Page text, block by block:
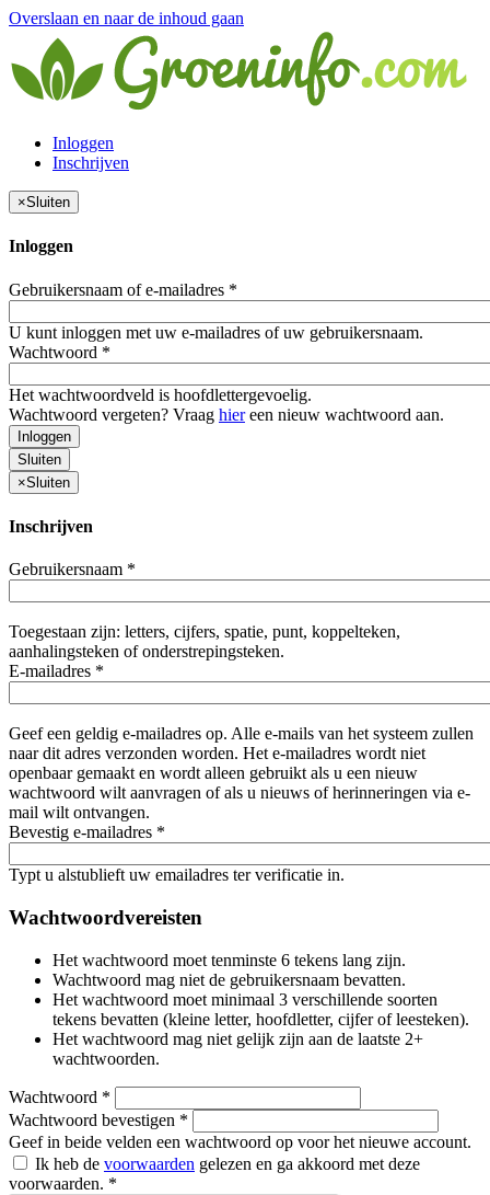
Overslaan en naar de inhoud gaan
Inloggen
Inschrijven
×Sluiten
Inloggen
Gebruikersnaam of e-mailadres *
U kunt inloggen met uw e-mailadres of uw gebruikersnaam.
Wachtwoord *
Het wachtwoordveld is hoofdlettergevoelig.
Wachtwoord vergeten? Vraag hiereen nieuw wachtwoord aan.
Inloggen
Sluiten
×Sluiten
Inschrijven
Gebruikersnaam *
Toegestaan zijn: letters, cijfers, spatie, punt, koppelteken,
aanhalingsteken of onderstrepingsteken.
E-mailadres *
Geef een geldig e-mailadres op. Alle e-mails van het systeem zullen
naar dit adres verzonden worden. Het e-mailadres wordt niet
openbaar gemaakt en wordt alleen gebruikt als u een nieuw
wachtwoord wilt aanvragen of als u nieuws of herinneringen via e-
mail wilt ontvangen.
Bevestig e-mailadres *
Typt u alstublieft uw emailadres ter verificatie in.
Wachtwoordvereisten
Het wachtwoord moet tenminste 6 tekens lang zijn.
Wachtwoord mag niet de gebruikersnaam bevatten.
Het wachtwoord moet minimaal 3 verschillende soorten
tekens bevatten (kleine letter, hoofdletter, cijfer of leesteken).
Het wachtwoord mag niet gelijk zijn aan de laatste 2+
wachtwoorden.
Wachtwoord *
Wachtwoord bevestigen *
Geef in beide velden een wachtwoord op voor het nieuwe account.
Ik heb de voorwaarden gelezen en ga akkoord met deze
voorwaarden. *